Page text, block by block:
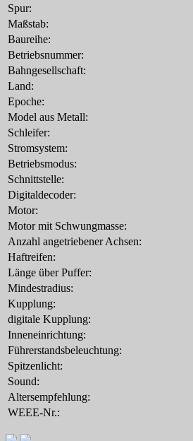
Spur:
Maßstab:
Baureihe:
Betriebsnummer:
Bahngesellschaft:
Land:
Epoche:
Model aus Metall:
Schleifer:
Stromsystem:
Betriebsmodus:
Schnittstelle:
Digitaldecoder:
Motor:
Motor mit Schwungmasse:
Anzahl angetriebener Achsen:
Haftreifen:
Länge über Puffer:
Mindestradius:
Kupplung:
digitale Kupplung:
Inneneinrichtung:
Führerstandsbeleuchtung:
Spitzenlicht:
Sound:
Altersempfehlung:
WEEE-Nr.: